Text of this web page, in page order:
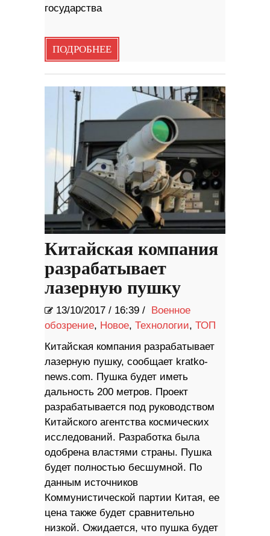
государства
ПОДРОБНЕЕ
Китайская компания
разрабатывает
лазерную пушку
13/10/2017 / 16:39 / Военное
обозрение, Новое, Технологии, ТОП
Китайская компания разрабатывает
лазерную пушку, сообщает kratko-
news.com. Пушка будет иметь
дальность 200 метров. Проект
разрабатывается под руководством
Китайского агентства космических
исследований. Разработка была
одобрена властями страны. Пушка
будет полностью бесшумной. По
данным источников
Коммунистической партии Китая, ее
цена также будет сравнительно
низкой. Ожидается, что пушка будет